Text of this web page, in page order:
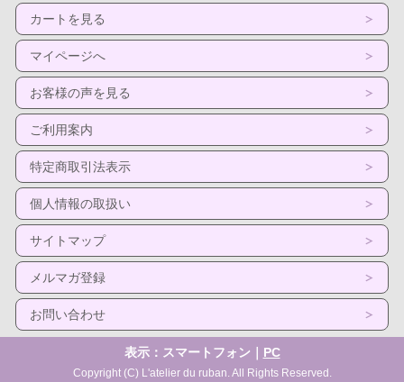
カートを見る
マイページへ
お客様の声を見る
ご利用案内
特定商取引法表示
個人情報の取扱い
サイトマップ
メルマガ登録
お問い合わせ
表示：スマートフォン｜ PC
Copyright (C) L'atelier du ruban. All Rights Reserved.